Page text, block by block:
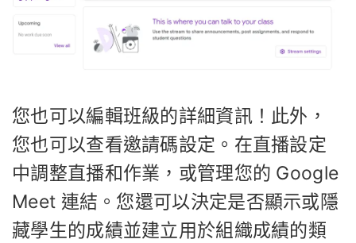
您也可以編輯班級的詳細資訊！此外，
您也可以查看邀請碼設定。在直播設定
中調整直播和作業，或管理您的 Google
Meet 連結。您還可以決定是否顯示或隱
藏學生的成績並建立用於組織成績的類